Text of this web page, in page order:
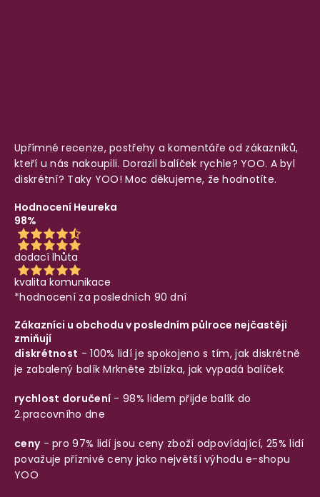
Upřímné recenze, postřehy a komentáře od zákazníků,
kteří u nás nakoupili. Dorazil balíček rychle? YOO. A byl
diskrétní? Taky YOO! Moc děkujeme, že hodnotíte.
Hodnocení Heureka
98%
dodací lhůta
kvalita komunikace
*hodnocení za posledních 90 dní
Zákazníci u obchodu v posledním půlroce nejčastěji
zmiňují
diskrétnost - 100% lidí je spokojeno s tím, jak diskrétně
je zabalený balíkMrkněte zblízka, jak vypadá balíček
rychlost doručení - 98% lidem přijde balík do
2.pracovního dne
ceny- pro 97% lidí jsou ceny zboží odpovídající, 25% lidí
považuje příznivé ceny jako největší výhodu e-shopu
YOO